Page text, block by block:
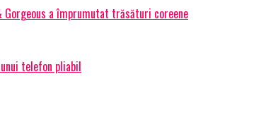
Gorgeous a împrumutat trăsături coreene
telefon pliabil